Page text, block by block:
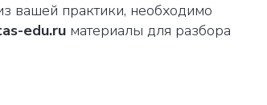
вашей практики, необходимо
edu.ru материалы для разбора